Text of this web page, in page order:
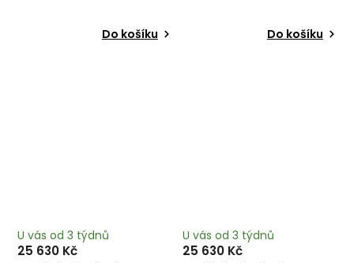
Do košíku Do košíku
U vás od 3 týdnů
25 630 Kč
U vás od 3 týdnů
25 630 Kč